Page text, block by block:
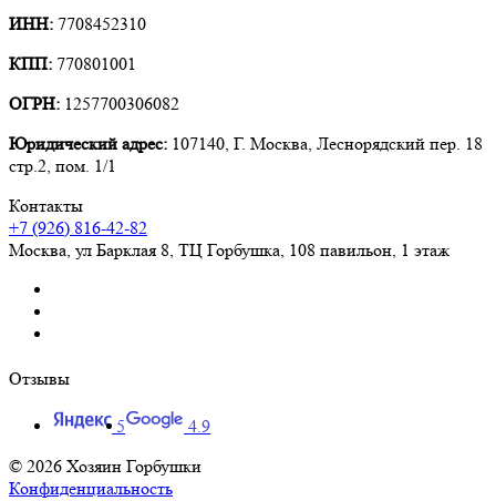
ИНН: 7708452310
КПП: 770801001
ОГРН: 1257700306082
Юридический адрес: 107140, Г. Москва, Леснорядский пер. 18
стр.2, пом. 1/1
Контакты
+7 (926) 816-42-82
Москва, ул Барклая 8, ТЦ Горбушка, 108 павильон, 1 этаж
Отзывы
5
4.9
© 2026 Хозяин Горбушки
Конфиденциальность